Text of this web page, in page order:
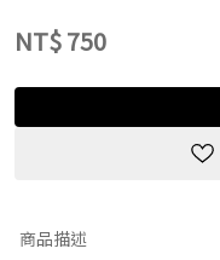
NT$750
商品描述